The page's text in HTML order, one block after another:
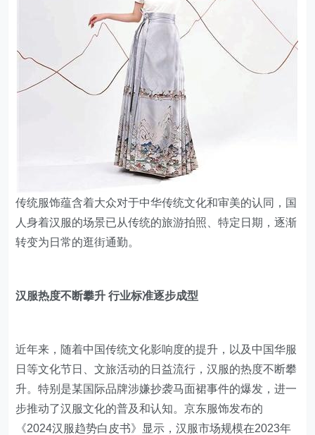
传统服饰蕴含着大众对于中华传统文化和审美的认同，国
人身着汉服的场景已从传统的旅游拍照、特定日期，逐渐
转变为日常的逛街通勤。
汉服热度不断攀升 行业标准逐步成型
近年来，随着中国传统文化影响度的提升，以及中国华服
日等文化节日、文旅活动的日益流行，汉服的热度不断攀
升。特别是某国际品牌涉嫌抄袭马面裙事件的爆发，进一
步推动了汉服文化的普及和认知。京东服饰发布的
《2024汉服趋势白皮书》显示，汉服市场规模在2023年